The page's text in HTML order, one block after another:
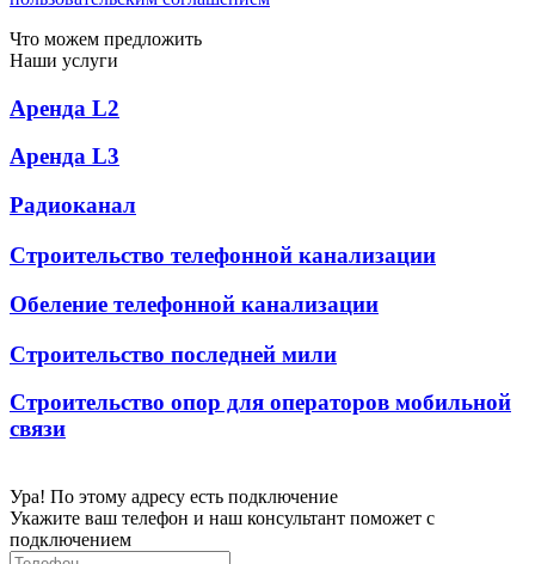
Что можем предложить
Наши услуги
Аренда L2
Аренда L3
Радиоканал
Строительство телефонной канализации
Обеление телефонной канализации
Строительство последней мили
Строительство опор для операторов мобильной
связи
Ура! По этому адресу есть подключение
Укажите ваш телефон и наш консультант поможет с
подключением